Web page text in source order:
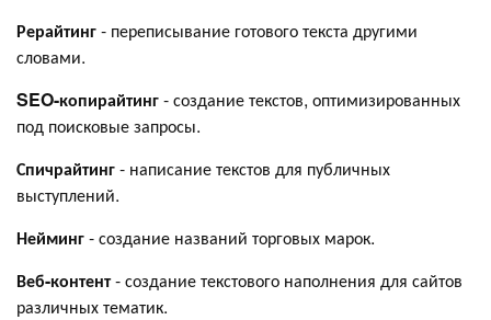
Рерайтинг- переписывание готового текста другими
словами.
SEO-копирайтинг- создание текстов, оптимизированных
под поисковые запросы.
Спичрайтинг- написание текстов для публичных
выступлений.
Нейминг- создание названий торговых марок.
Веб-контент- создание текстового наполнения для сайтов
различных тематик.